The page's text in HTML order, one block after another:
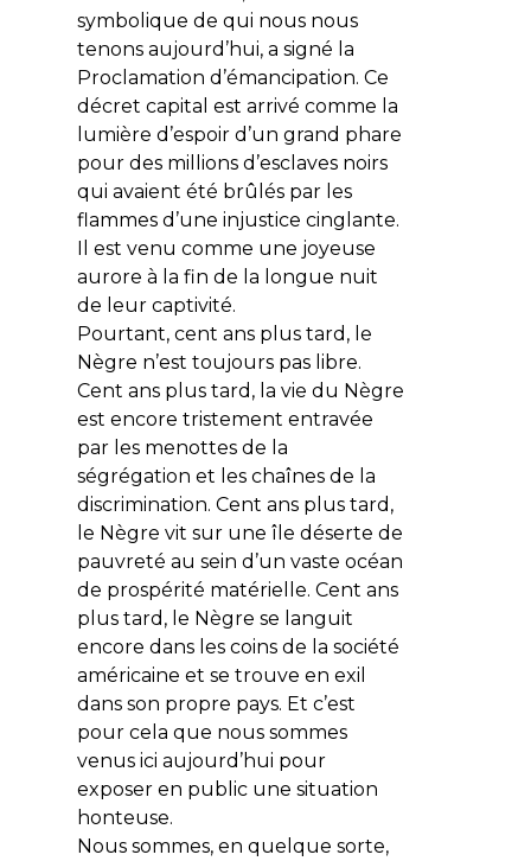
symbolique de qui nous nous
tenons aujourd’hui, a signé la
Proclamation d’émancipation. Ce
décret capital est arrivé comme la
lumière d’espoir d’un grand phare
pour des millions d’esclaves noirs
qui avaient été brûlés par les
flammes d’une injustice cinglante.
Il est venu comme une joyeuse
aurore à la fin de la longue nuit
de leur captivité.
Pourtant, cent ans plus tard, le
Nègre n’est toujours pas libre.
Cent ans plus tard, la vie du Nègre
est encore tristement entravée
par les menottes de la
ségrégation et les chaînes de la
discrimination. Cent ans plus tard,
le Nègre vit sur une île déserte de
pauvreté au sein d’un vaste océan
de prospérité matérielle. Cent ans
plus tard, le Nègre se languit
encore dans les coins de la société
américaine et se trouve en exil
dans son propre pays. Et c’est
pour cela que nous sommes
venus ici aujourd’hui pour
exposer en public une situation
honteuse.
Nous sommes, en quelque sorte,